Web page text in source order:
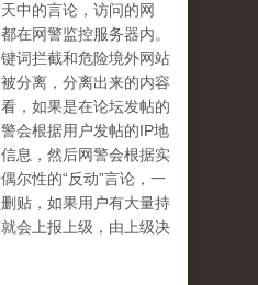
中的言论，访问的网
在网警监控服务器内。
词拦截和危险境外网站
分离，分离出来的内容
，如果是在论坛发帖的
会根据用户发帖的IP地
息，然后网警会根据实
尔性的“反动”言论，一
贴，如果用户有大量持
会上报上级，由上级决